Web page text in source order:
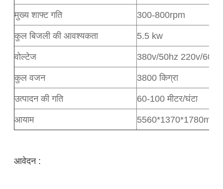
मुख्य शाफ्ट गति
300-800rpm
कुल बिजली की आवश्यकता
5.5 kw
वोल्टेज
380v/50hz 220v/
कुल वजन
3800 किग्रा
उत्पादन की गति
60-100 मीटर/घंटा
आयाम
5560*1370*1780mm
आवेदन :